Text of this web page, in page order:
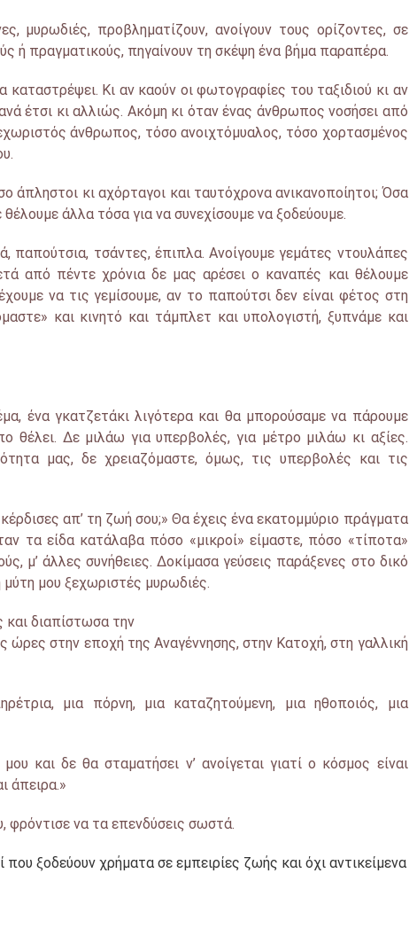
μυρωδιές, προβληματίζουν, ανοίγουν τους ορίζοντες, σε
ή πραγματικούς, πηγαίνουν τη σκέψη ένα βήμα παραπέρα.
Κι αν καούν οι φωτογραφίες του ταξιδιού κι αν
έτσι κι αλλιώς. Ακόμη κι όταν ένας άνθρωπος νοσήσει από
άνθρωπος, τόσο ανοιχτόμυαλος, τόσο χορτασμένος
άπληστοι κι αχόρταγοι και ταυτόχρονα ανικανοποίητοι; Όσα
άλλα τόσα για να συνεχίσουμε να ξοδεύουμε.
παπούτσια, τσάντες, έπιπλα. Ανοίγουμε γεμάτες ντουλάπες
από πέντε χρόνια δε μας αρέσει ο καναπές και θέλουμε
να τις γεμίσουμε, αν το παπούτσι δεν είναι φέτος στη
και κινητό και τάμπλετ και υπολογιστή, ξυπνάμε και
ένα γκατζετάκι λιγότερα και θα μπορούσαμε να πάρουμε
θέλει. Δε μιλάω για υπερβολές, για μέτρο μιλάω κι αξίες.
μας, δε χρειαζόμαστε, όμως, τις υπερβολές και τις
απ’ τη ζωή σου;» Θα έχεις ένα εκατομμύριο πράγματα
τα είδα κατάλαβα πόσο «μικροί» είμαστε, πόσο «τίποτα»
μ’ άλλες συνήθειες. Δοκίμασα γεύσεις παράξενες στο δικό
μου ξεχωριστές μυρωδιές.
διαπίστωσα την
στην εποχή της Αναγέννησης, στην Κατοχή, στη γαλλική
μια πόρνη, μια καταζητούμενη, μια ηθοποιός, μια
και δε θα σταματήσει ν’ ανοίγεται γιατί ο κόσμος είναι
άπειρα.»
φρόντισε να τα επενδύσεις σωστά.
που ξοδεύουν χρήματα σε εμπειρίες ζωής και όχι αντικείμενα